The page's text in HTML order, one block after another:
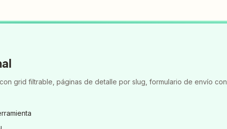
grid filtrable, páginas de detalle por slug, formulario de envío con